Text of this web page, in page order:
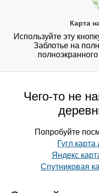
Карта
Используйте эту
Заблотье на
Чего-то не
Попробуйте
Гугл
Яндекс
Спутниковая